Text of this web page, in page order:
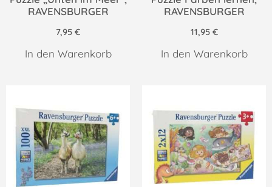
RAVENSBURGER
7,95 €
In den Warenkorb
RAVENSBURGER
11,95 €
In den Warenkorb